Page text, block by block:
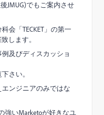
JMUG)でもご案内させ
会「TECKET」の第一
します。
及びディスカッショ
さい。
ンジニアのみではな
強いMarketoが好きなユ